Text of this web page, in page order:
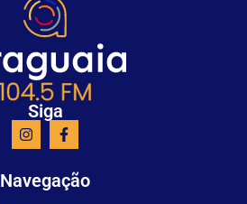
Siga
Navegação